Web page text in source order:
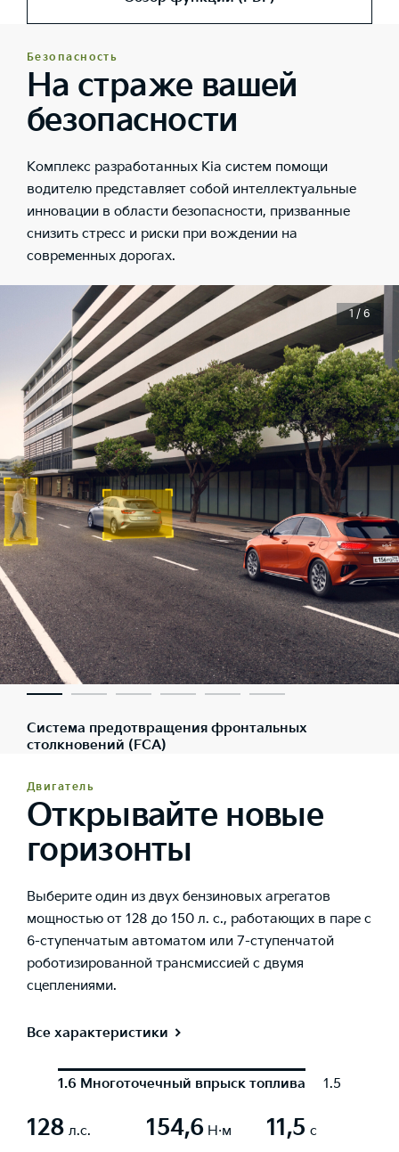
Безопасность
На страже вашей
безопасности
Комплекс разработанных Kia систем помощи
водителю представляет собой интеллектуальные
инновации в области безопасности, призванные
снизить стресс и риски при вождении на
современных дорогах.
Система предотвращения фронтальных
столкновений (FCA)
1 / 6
Двигатель
Открывайте новые
горизонты
Выберите один из двух бензиновых агрегатов
мощностью от 128 до 150 л. с., работающих в паре с
6-ступенчатым автоматом или 7-ступенчатой
роботизированной трансмиссией с двумя
сцеплениями.
Все характеристики
1.6 Многоточечный впрыск топлива 1.5 с
128 л.с.
154,6Н·м
11,5 с